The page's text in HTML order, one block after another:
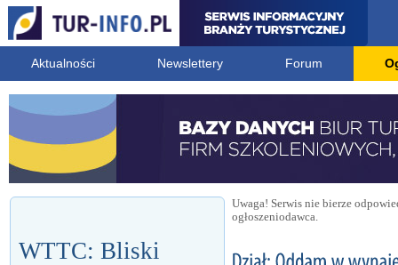
Aktualności Newslettery Forum
WTTC: Bliski
Uwaga! Serwis nie bierze
ogłoszeniodawca.